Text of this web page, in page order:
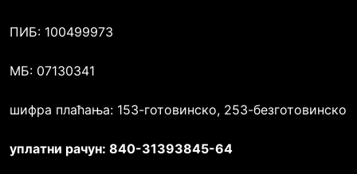
ПИБ: 100499973
МБ: 07130341
шифра плаћања: 153-готовинско, 253-безготовинско
уплатни рачун: 840-31393845-64